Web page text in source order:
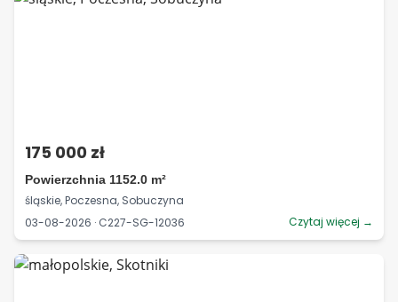
175 000 zł
Powierzchnia 1152.0 m²
śląskie, Poczesna, Sobuczyna
03-08-2026 · C227-SG-12036
Czytaj więcej →